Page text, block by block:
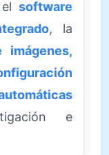
software
, la
imágenes,
e